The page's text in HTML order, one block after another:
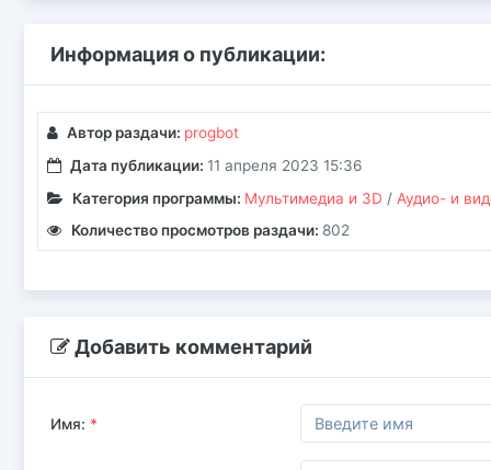
Информация о публикации:
Автор раздачи: progbot
Дата публикации: 11 апреля 2023 15:36
Категория программы: Мультимедиа и 3D / Аудио- и
Количество просмотров раздачи: 802
Добавить комментарий
Имя: *